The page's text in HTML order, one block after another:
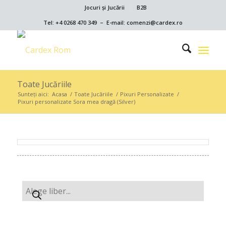
Jocuri și Jucării
B2B
Tel: +4 0268 470 349 – E-mail: comenzi@cardex.ro
Toate Jucăriile
Sunteți aici: Acasa / Toate Jucăriile / Pixuri Personalizate /
Pixuri personalizate Sora mea dragă (Silver)